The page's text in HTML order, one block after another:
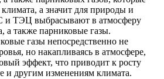
а значит для природы и
и ТЭЦ выбрасывают в атмосферу
а также парниковые газы.
газы непосредственно не
но накапливаясь в атмосфере,
эффект, что приводит к росту
и другим изменениям климата.